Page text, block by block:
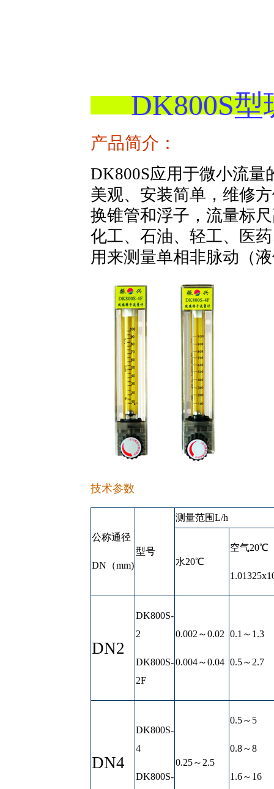
DK800S
产品简介：
DK800S应用于微小流
美观、安装简单，维修
换锥管和浮子，流量标
化工、石油、轻工、医
用来测量单相非脉动（
技术参数
公称通径
DN（mm)
型号
测量范围L/h
水20℃
空气20℃
DN2
DK800S-
2
DK800S-
2F
0.002～0.02
0.004～0.04
0.1～1.3
0.5～2.7
DN4
DK800S-
4
DK800S-
0.25～2.5
0.5～5
0.8～8
1.6～16